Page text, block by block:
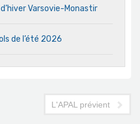
Varsovie-Monastir
de l’été 2026
le label FramissimaL'APAL prévient: